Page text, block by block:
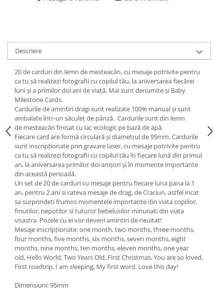
Descriere
20 de carduri din lemn de mesteacăn, cu mesaje potrivite pentru
ca tu să realizezi fotografii cu copilul tău, la aniversarea fiecărei
luni și a primilor doi ani de viață. Mai sunt denumite și Baby
Milestone Cards.
Cardurile de amintiri dragi sunt realizate 100% manual și sunt
ambalate într-un săculeț de pânză. Cardurile sunt din lemn
de mesteacăn finisat cu lac ecologic pe bază de apă.
Fiecare card are formă circulară și diametrul de 95mm. Cardurile
sunt inscripționate prin gravare laser, cu mesaje potrivite pentru
ca tu să realizezi fotografii cu copilul tău în fiecare lună din primul
an, la aniversarea primilor doi anișori și în momente importante
din această perioadă.
Un set de 20 de carduri cu mesaje pentru fiecare luna pana la 1
an, pentru 2 ani si cateva mesaje de drag, de Craciun, astfel incat
sa surprindeti frumos momentele importante din viata copiilor,
finutilor, nepotilor si tuturor bebelusilor minunati din viata
voastra. Pozele cu ei vor deveni amintiri de neuitat!
Mesaje inscripționate: one month, two months, three months,
four months, five months, six months, seven months, eight
months, nine months, ten months, eleven months, one year
old, Hello World, Two Years Old, First Christmas, You are so loved,
First roadtrip, I am sleeping, My first word, Love this day!
Dimensiuni: 95mm